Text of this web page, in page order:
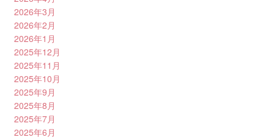
2026年3月
2026年2月
2026年1月
2025年12月
2025年11月
2025年10月
2025年9月
2025年8月
2025年7月
2025年6月